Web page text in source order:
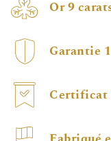
Or 9
Garantie
Certificat